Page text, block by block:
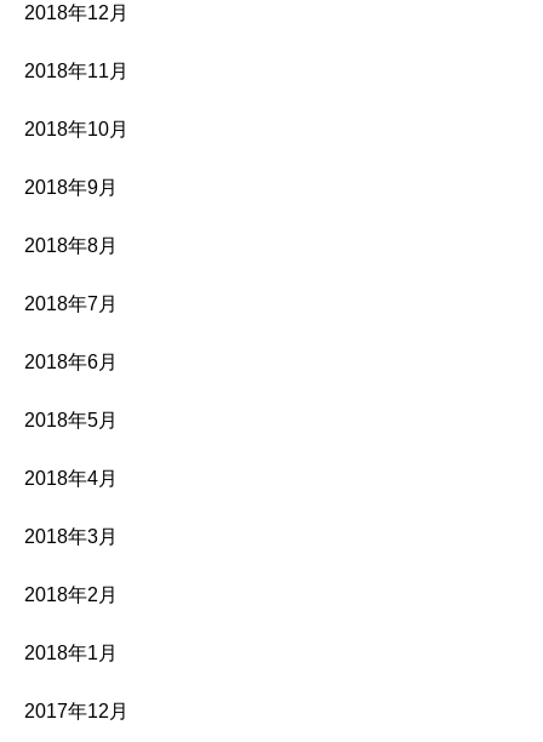
2018年12月
2018年11月
2018年10月
2018年9月
2018年8月
2018年7月
2018年6月
2018年5月
2018年4月
2018年3月
2018年2月
2018年1月
2017年12月